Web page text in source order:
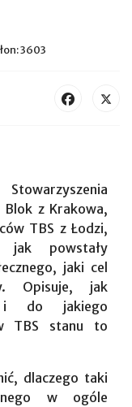
3603
Blok z Krakowa,
TBS z Łodzi,
jak powstały
jaki cel
Opisuje, jak
i do jakiego
TBS stanu to
dlaczego taki
w ogóle